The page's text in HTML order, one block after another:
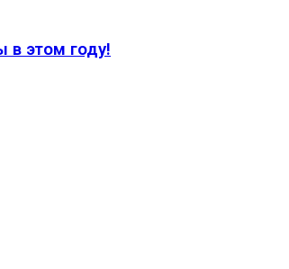
в этом году!